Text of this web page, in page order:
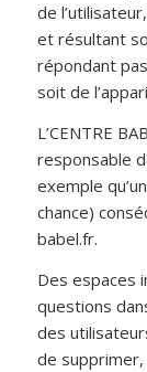
de
et résultant
répondant
soit de
L’CENTRE
responsable
exemple
chance)
babel.fr.
Des espaces
questions
des
de